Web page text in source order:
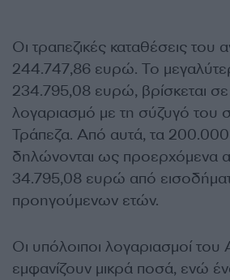
Οι τραπεζικές καταθέσεις του
244.747,86 ευρώ. Το
234.795,08 ευρώ, βρίσκεται σε
λογαριασμό με τη σύζυγό του
Τράπεζα. Από αυτά, τα
δηλώνονται ως προερχόμενα
34.795,08 ευρώ από
προηγούμενων ετών.
Οι υπόλοιποι λογαριασμοί
εμφανίζουν μικρά ποσά, ενώ